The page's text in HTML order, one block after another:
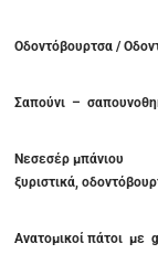
Οδοντόβουρτσα /
Σαπούνι –
Νεσεσέρ
ξυριστικά,
Ανατομικοί πάτοι με